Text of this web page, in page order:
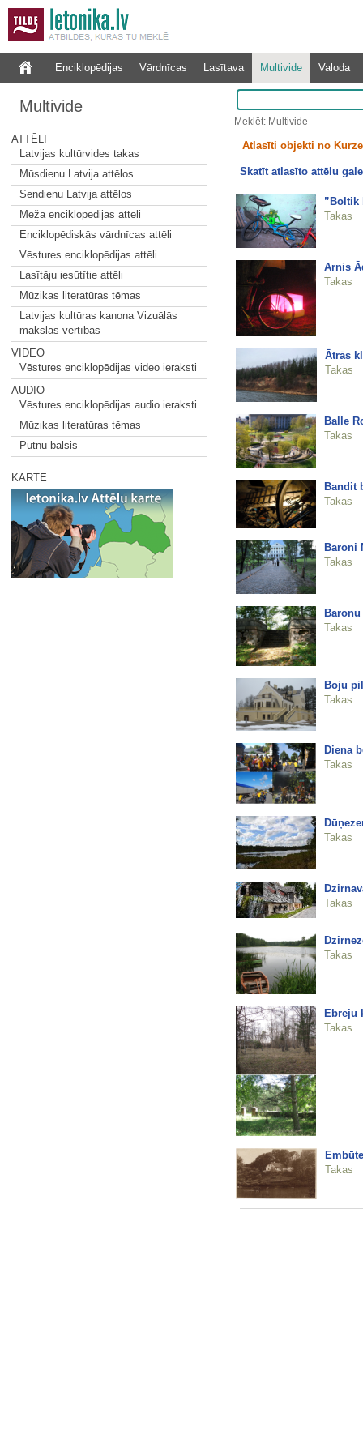
Enciklopēdijas Vārdnīcas Lasītava Multivide Valoda
Multivide
ATTĒLI
Latvijas kultūrvides takas
Mūsdienu Latvija attēlos
Sendienu Latvija attēlos
Meža enciklopēdijas attēli
Enciklopēdiskās vārdnīcas attēli
Vēstures enciklopēdijas attēli
Lasītāju iesūtītie attēli
Mūzikas literatūras tēmas
Latvijas kultūras kanona Vizuālās
mākslas vērtības
VIDEO
Vēstures enciklopēdijas video ieraksti
AUDIO
Vēstures enciklopēdijas audio ieraksti
Mūzikas literatūras tēmas
Putnu balsis
KARTE
Meklēt: Multivide
Atlasīti objekti no
Skatīt atlasīto attēlu
”Boltik
Takas
Arnis
Takas
Ātrās
Takas
Balle
Takas
Bandit
Takas
Baroni
Takas
Baronu
Takas
Boju
Takas
Diena
Takas
Takas
Takas
Takas
Ebreju
Takas
Takas